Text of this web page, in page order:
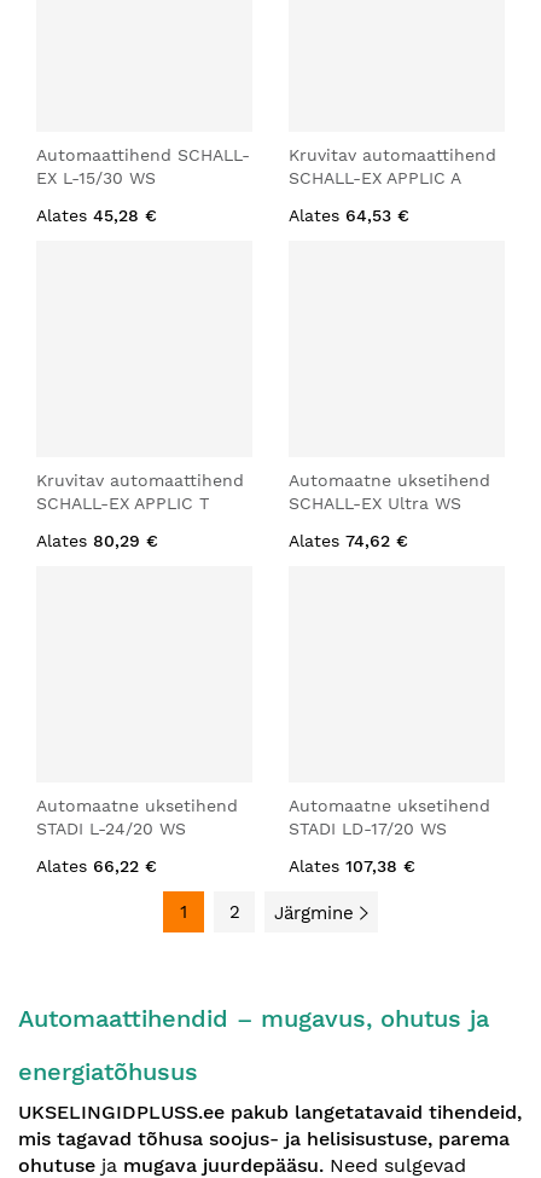
Automaattihend SCHALL-
EX L-15/30 WS
Alates 45,28 €
Kruvitav automaattihend
SCHALL-EX APPLIC A
Alates 64,53 €
Kruvitav automaattihend
SCHALL-EX APPLIC T
Alates 80,29 €
Automaatne uksetihend
SCHALL-EX Ultra WS
Alates 74,62 €
Automaatne uksetihend
STADI L-24/20 WS
Alates 66,22 €
Automaatne uksetihend
STADI LD-17/20 WS
Alates 107,38 €
1 2 Järgmine
Automaattihendid – mugavus, ohutus ja
energiatõhusus
UKSELINGIDPLUSS.ee pakub langetatavaid tihendeid,
mis tagavad tõhusa soojus- ja helisisustuse, parema
ohutuse ja mugava juurdepääsu. Need sulgevad